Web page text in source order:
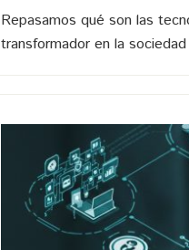
Repasamos qué son las
transformador en la